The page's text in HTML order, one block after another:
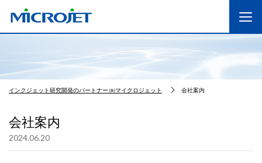
インクジェット研究開発のパートナー ㈱マイクロジェット 会社案内
会社案内
2024.06.20